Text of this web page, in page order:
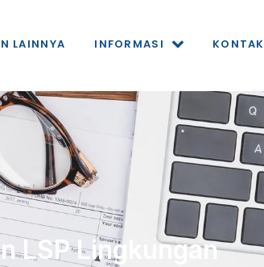
LAINNYA INFORMASI KONTAK
LSP Lingkungan